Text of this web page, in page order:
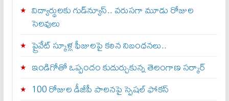
విద్యార్థులకు గుడ్‌న్యూస్.. వరుసగా మూడు రోజుల
సెలవులు
ప్రైవేట్ స్కూళ్ల ఫీజులపై కఠిన నిబంధనలు..
ఇండిగోతో ఒప్పందం కుదుర్చుకున్న తెలంగాణ స‌ర్కార్
100 రోజుల డీజీపీ పాలనపై స్పెషల్ ఫోకస్